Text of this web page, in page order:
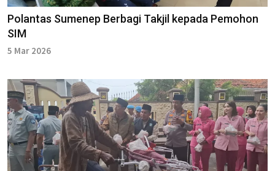
Polantas Sumenep Berbagi Takjil kepada Pemohon
SIM
5 Mar 2026